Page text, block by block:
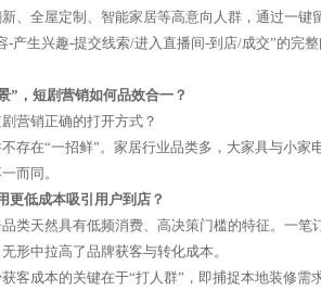
、全屋定制、智能家居等高意向人群，通过一键
-产生兴趣-提交线索/进入直播间-到店/成交”的完
”，短剧营销如何品效合一？
营销正确的打开方式？
存在“一招鲜”。家居行业品类多，大家具与小家
而同。
更低成本吸引用户到店？
类天然具有低频消费、高决策门槛的特征。一笔
形中拉高了品牌获客与转化成本。
客成本的关键在于“打人群”，即捕捉本地装修需